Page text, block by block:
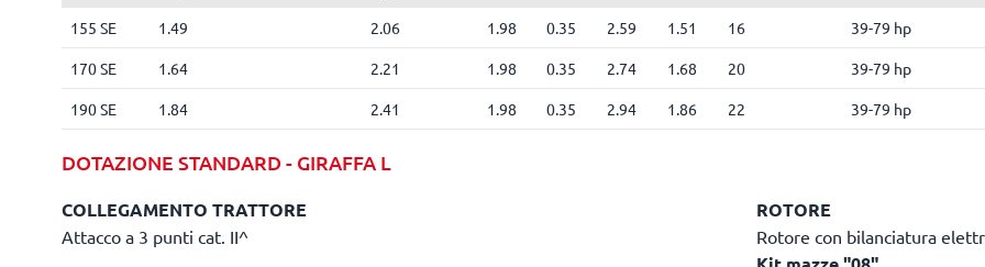
155 SE
1.49 2.06 1.98 0.35 2.59 1.51 16 39-79 hp
170 SE 1.64 2.21 1.98 0.35 2.74 1.68 20 39-79 hp
190 SE 1.84 2.41 1.98 0.35 2.94 1.86 22 39-79 hp
DOTAZIONE STANDARD - GIRAFFA L
COLLEGAMENTO TRATTORE
Attacco a 3 punti cat. II^
ROTORE
Rotore con bilanciatura